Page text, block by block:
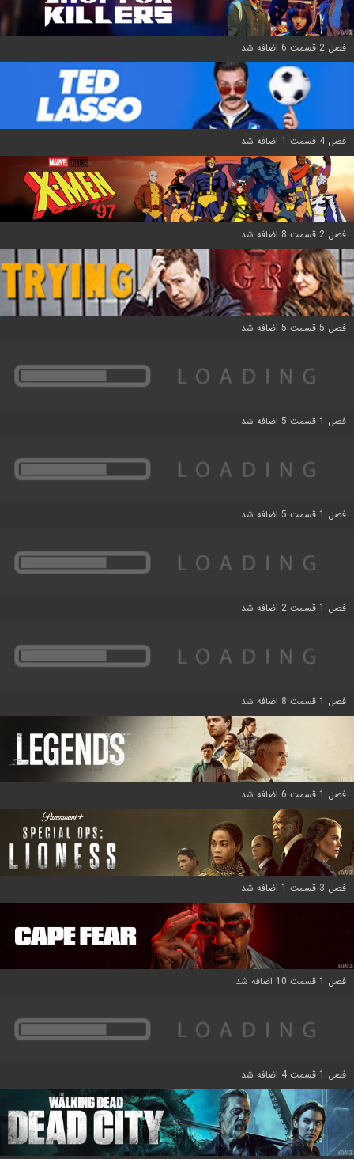
فصل 2 قسمت 6 اضافه شد
فصل 4 قسمت 1 اضافه شد
فصل 2 قسمت 8 اضافه شد
فصل 5 قسمت 5 اضافه شد
فصل 1 قسمت 5 اضافه شد
فصل 1 قسمت 5 اضافه شد
فصل 1 قسمت 2 اضافه شد
فصل 1 قسمت 8 اضافه شد
فصل 1 قسمت 6 اضافه شد
فصل 3 قسمت 1 اضافه شد
فصل 1 قسمت 10 اضافه شد
فصل 1 قسمت 4 اضافه شد